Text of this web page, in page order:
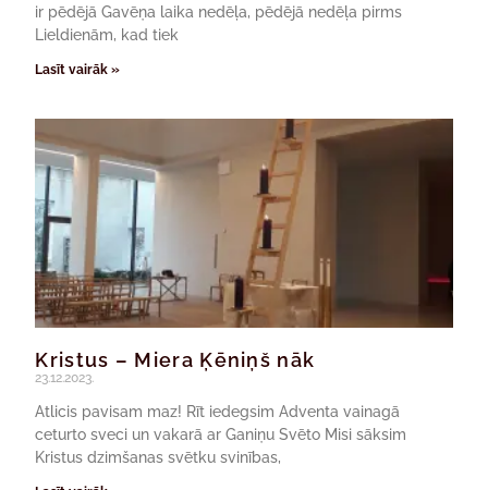
ir pēdējā Gavēņa laika nedēļa, pēdējā nedēļa pirms
Lieldienām, kad tiek
Lasīt vairāk »
Kristus – Miera Ķēniņš nāk
23.12.2023.
Atlicis pavisam maz! Rīt iedegsim Adventa vainagā
ceturto sveci un vakarā ar Ganiņu Svēto Misi sāksim
Kristus dzimšanas svētku svinības,